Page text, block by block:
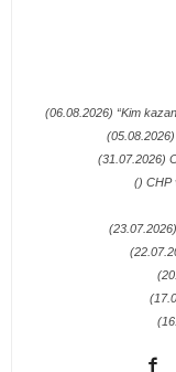
(06.08.2026) “Kim
(05.08.2026)
(31.07.2026)
() CHP